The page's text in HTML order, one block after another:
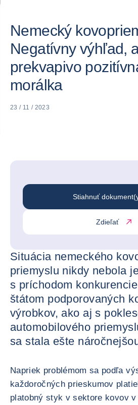
Nemecký
Negatívny výhľad,
prekvapivo
morálka
23 / 11 / 2023
Stiahnuť
Zdieľať
Situácia nemeckého
priemyslu nikdy nebola
s príchodom
štátom podporovaných
výrobkov, ako aj s
automobilového
sa stala ešte
Napriek problémom sa podľa
každoročných prieskumov
platobný styk v sektore kovov